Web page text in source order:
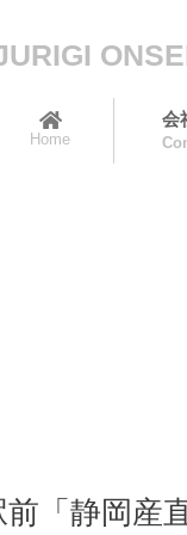
Home
会
「静岡産